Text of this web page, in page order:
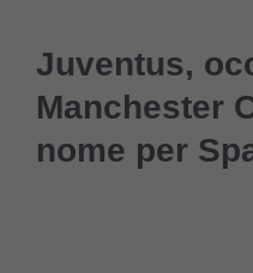
Juventus,
Manchester
nome per